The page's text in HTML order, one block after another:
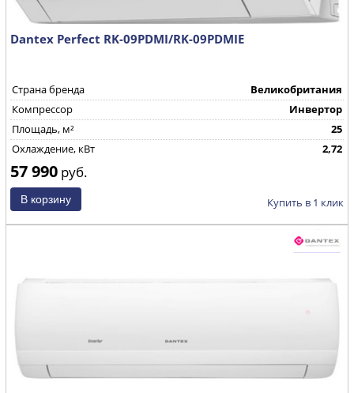
Dantex Perfect RK-09PDMI/RK-09PDMIE
Страна бренда
Великобритания
Компрессор
Инвертор
Площадь, м²
25
Охлаждение, кВт
2,72
57 990 руб.
Купить в 1 клик